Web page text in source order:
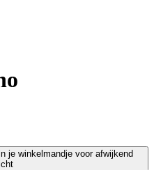
je winkelmandje voor afwijkend